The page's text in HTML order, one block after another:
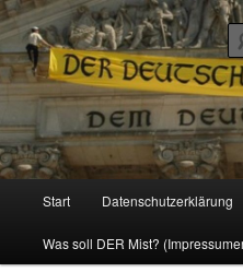
Reizzentrum
Politik, Wirtschaft, Soziales und
Zum
Inhalt
Zum
sekundären
Start Datenschutzerklärung
Was soll DER Mist?